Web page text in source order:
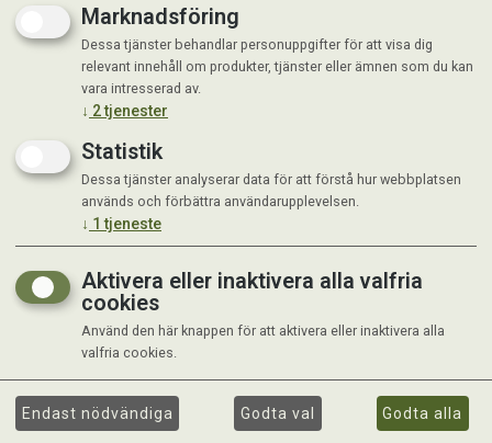
ARNIKA GEL
lätt och smidigt att massera in.
- Lätt och smidigt att massera in
- Utmärkt massageliniment för muskler
...
Kr 99,00
Marknadsföring
Dessa tjänster behandlar personuppgifter för att visa dig
relevant innehåll om produkter, tjänster eller ämnen som du kan
vara intresserad av.
↓ 2tjenester
Statistik
Dessa tjänster analyserar data för att förstå hur webbplatsen
används och förbättra användarupplevelsen.
↓ 1 tjeneste
Aktivera eller inaktivera alla valfria
cookies
Använd den här knappen för att aktivera eller inaktivera alla
valfria cookies.
Endast nödvändiga Godta val Godta alla